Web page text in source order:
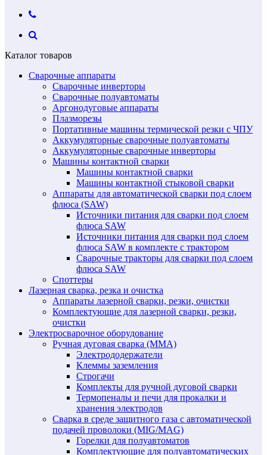
Каталог товаров
Сварочные аппараты
Сварочные инверторы
Сварочные полуавтоматы
Аргонодуговые аппараты
Плазморезы
Портативные машины термической резки с ЧПУ
Аккумуляторные сварочные полуавтоматы
Аккумуляторные сварочные инверторы
Машины контактной сварки
Машины контактной сварки
Машины контактной стыковой сварки
Аппараты для автоматической сварки под слоем
флюса (SAW)
Источники питания для сварки под слоем
флюса SAW
Источники питания для сварки под слоем
флюса SAW в комплекте с трактором
Сварочные тракторы для сварки под слоем
флюса SAW
Споттеры
Лазерная сварка, резка и очистка
Аппараты лазерной сварки, резки, очистки
Комплектующие для лазерной сварки, резки,
очистки
Электросварочное оборудование
Ручная дуговая сварка (MMA)
Электрододержатели
Клеммы заземления
Строгачи
Комплекты для ручной дуговой сварки
Термопеналы и печи для прокалки и
хранения электродов
Сварка в среде защитного газа с автоматической
подачей проволоки (MIG/MAG)
Горелки для полуавтоматов
Комплектующие для полуавтоматических